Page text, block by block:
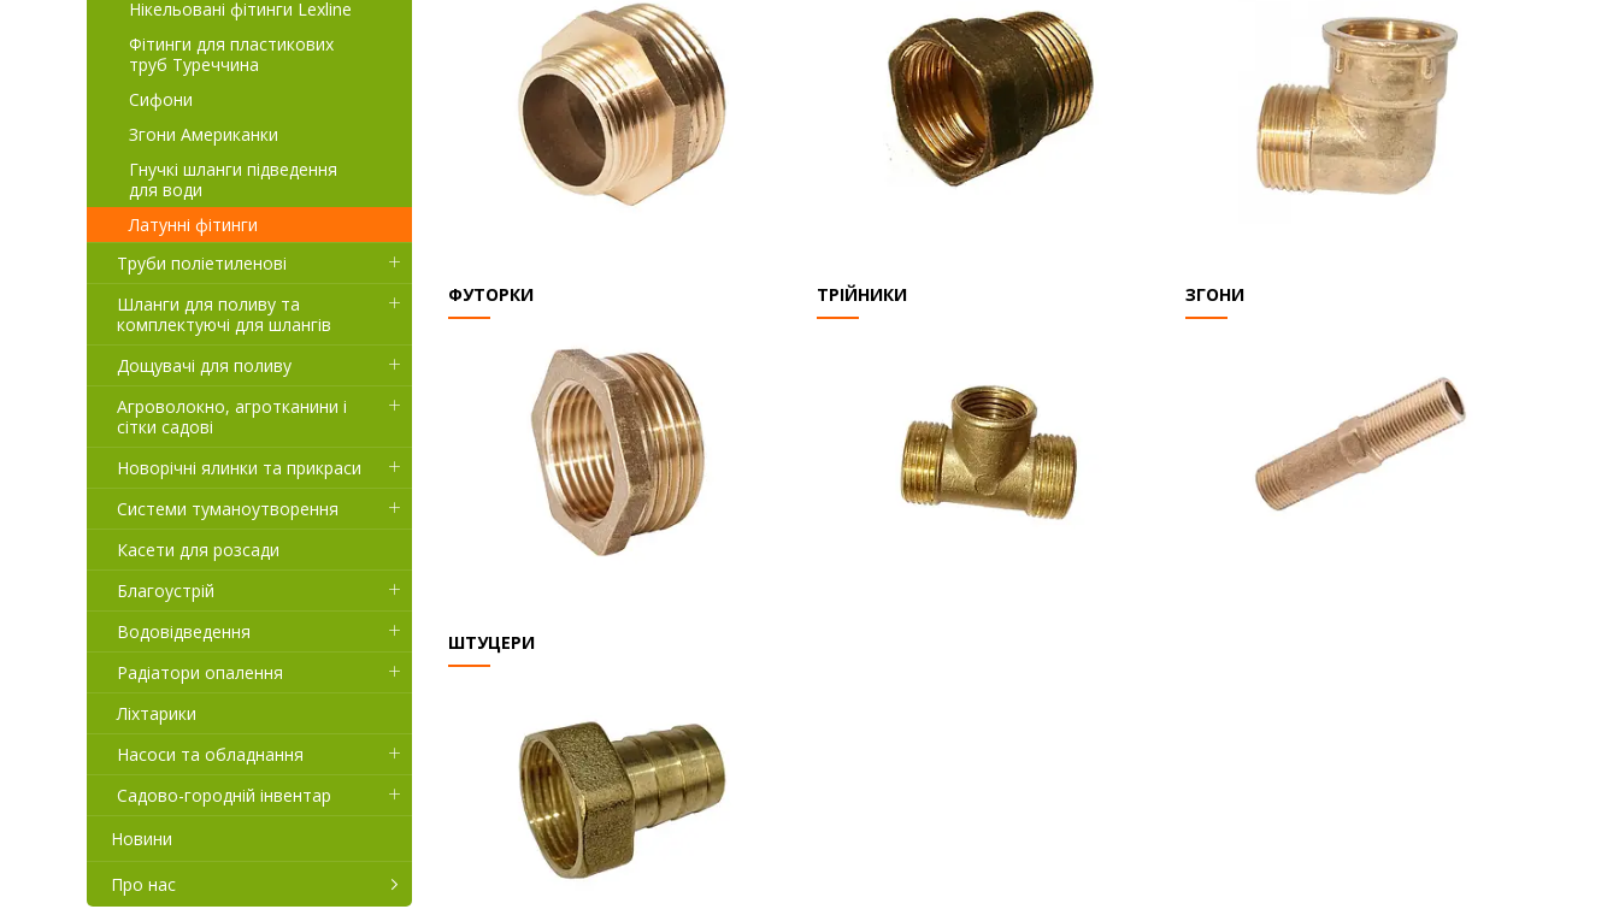
ФУТОРКИ ТРІЙНИКИ ЗГОНИ
ШТУЦЕРИ
Нікельовані фітинги Lexline
Фітинги для пластикових
труб Туреччина
Сифони
Згони Американки
Гнучкі шланги підведення
для води
Латунні фітинги
Труби поліетиленові
Шланги для поливу та
комплектуючі для шлангів
Дощувачі для поливу
Агроволокно, агротканини і
сітки садові
Новорічні ялинки та прикраси
Системи туманоутворення
Касети для розсади
Благоустрій
Водовідведення
Радіатори опалення
Ліхтарики
Насоси та обладнання
Садово-городній інвентар
Новини
Про нас